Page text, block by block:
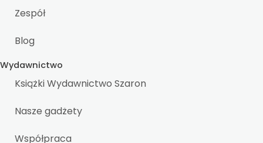
Zespół
Blog
Wydawnictwo
Książki Wydawnictwo Szaron
Nasze gadżety
Współpraca